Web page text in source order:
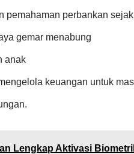
pemahaman perbankan
gemar menabung
anak
keuangan untuk
Lengkap Aktivasi